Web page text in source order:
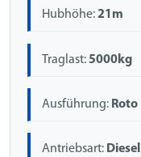
Hubhöhe:21m
Traglast: 5000kg
Ausführung: Roto
Antriebsart: Diesel